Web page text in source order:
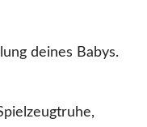
deines Babys.